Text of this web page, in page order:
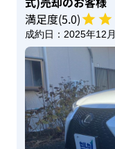
満足度(5.0)
成約日： 2025年12月